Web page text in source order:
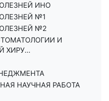
ИНО
№1
№2
И
ХИРУ...
НАУЧНАЯ РАБОТА